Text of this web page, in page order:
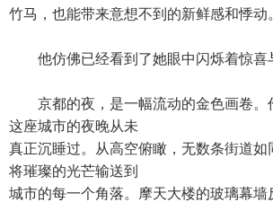
竹马，也能带来意想不到的新鲜感和悸动
他仿佛已经看到了她眼中闪烁着惊喜
京都的夜，是一幅流动的金色画卷。
这座城市的夜晚从未
真正沉睡过。从高空俯瞰，无数条街道如
将璀璨的光芒输送到
城市的每一个角落。摩天大楼的玻璃幕墙